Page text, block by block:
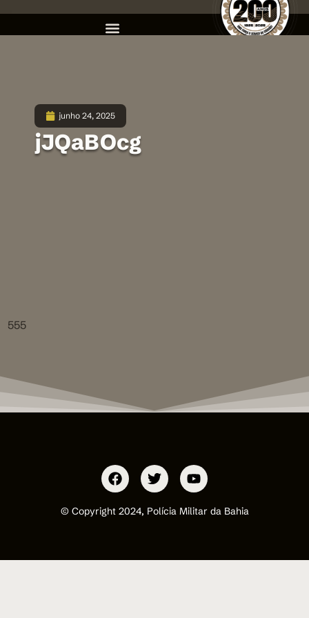
junho 24, 2025
jJQaBOcg
555
© Copyright 2024, Polícia Militar da Bahia